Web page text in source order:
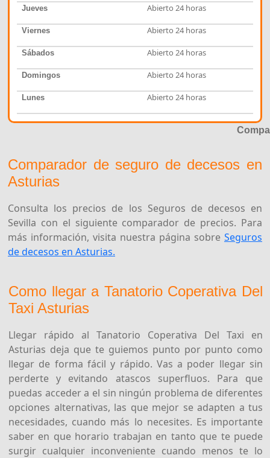
Jueves Abierto 24 horas
Viernes Abierto 24 horas
Sábados Abierto 24 horas
Domingos Abierto 24 horas
Lunes Abierto 24 horas
Comparador de seguro de decesos en
Asturias
Consulta los precios de los Seguros de decesos en
Sevilla con el siguiente comparador de precios. Para
más información, visita nuestra página sobre Seguros
de decesos en Asturias.
Como llegar a Tanatorio Coperativa Del
Taxi Asturias
Llegar rápido al Tanatorio Coperativa Del Taxi en
Asturias deja que te guiemos punto por punto como
llegar de forma fácil y rápido. Vas a poder llegar sin
perderte y evitando atascos superfluos. Para que
puedas acceder a el sin ningún problema de diferentes
opciones alternativas, las que mejor se adapten a tus
necesidades, cuando más lo necesites. Es importante
saber en que horario trabajan en tanto que te puede
surgir cualquier inconveniente cuando menos te lo